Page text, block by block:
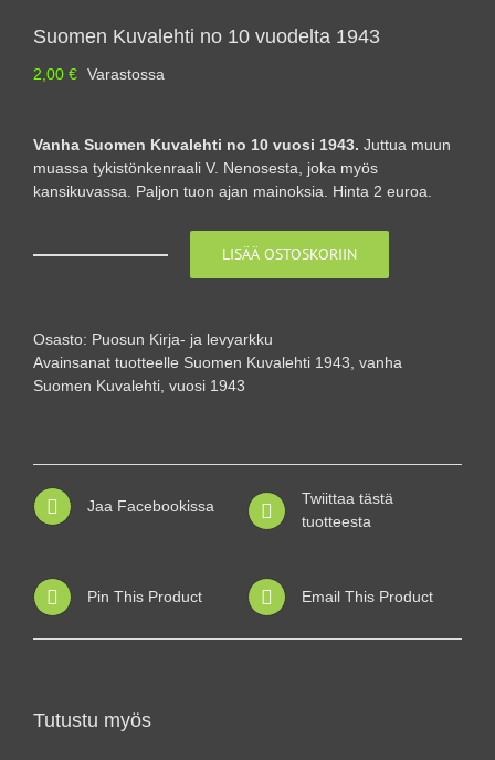
Suomen Kuvalehti no 10 vuodelta 1943
2,00 € Varastossa
Vanha Suomen Kuvalehti no 10 vuosi 1943. Juttua muun
muassa tykistönkenraali V. Nenosesta, joka myös
kansikuvassa. Paljon tuon ajan mainoksia. Hinta 2 euroa.
10
vuodelta
1943
LISÄÄ OSTOSKORIIN
Osasto: Puosun Kirja- ja levyarkku
Avainsanat tuotteelle Suomen Kuvalehti 1943, vanha
Suomen Kuvalehti, vuosi 1943
Jaa Facebookissa
Twiittaa tästä
tuotteesta
Pin This Product Email This Product
Tutustu myös